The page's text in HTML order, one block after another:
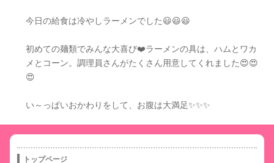
今日の給食は冷やしラーメンでした😃😃😃
初めての麺類でみんな大喜び❤️ラーメンの具は、ハムとワカ
メとコーン。調理員さんがたくさん用意してくれました😍😍
😍
い～っぱいおかわりをして、お腹は大満足✨✨✨
トップページ